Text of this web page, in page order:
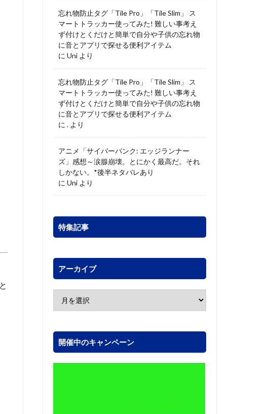
忘れ物防止タグ「Tile Pro」「Tile Slim」 ス
マートトラッカー使ってみた! 難しい事考え
ず付けとくだけと簡単で自分や子供の忘れ物
に音とアプリで探せる便利アイテム
に Uni より
忘れ物防止タグ「Tile Pro」「Tile Slim」 ス
マートトラッカー使ってみた! 難しい事考え
ず付けとくだけと簡単で自分や子供の忘れ物
に音とアプリで探せる便利アイテム
に . より
アニメ「サイバーパンク: エッジランナー
ズ」感想～涙腺崩壊。とにかく最高だ。それ
しかない。*後半ネタバレあり
に Uni より
特集記事
アーカイブ
開催中のキャンペーン